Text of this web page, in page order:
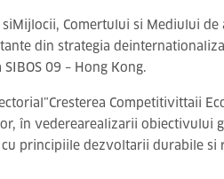
Comertului si Mediului
din strategia
09 – Hong Kong.
Competitivittaii
în vederearealizarii obiectivului
principiile dezvoltarii durabile si